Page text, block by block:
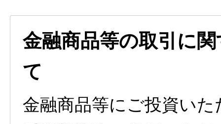
金融商品等の取引に
て
金融商品等にご投資い